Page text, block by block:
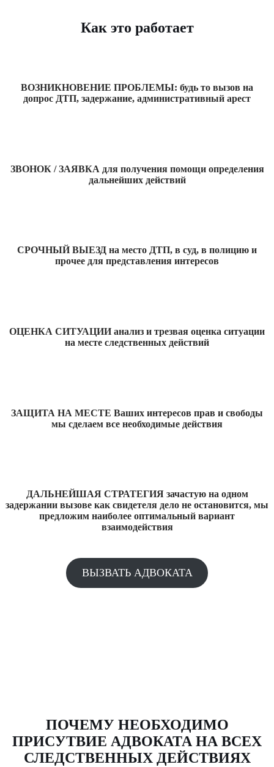
Как это работает
ВОЗНИКНОВЕНИЕ ПРОБЛЕМЫ: будь то вызов на
допрос ДТП, задержание, административный арест
ЗВОНОК / ЗАЯВКА для получения помощи определения
дальнейших действий
СРОЧНЫЙ ВЫЕЗД на место ДТП, в суд, в полицию и
прочее для представления интересов
ОЦЕНКА СИТУАЦИИ анализ и трезвая оценка ситуации
на месте следственных действий
ЗАЩИТА НА МЕСТЕ Ваших интересов прав и свободы
мы сделаем все необходимые действия
ДАЛЬНЕЙШАЯ СТРАТЕГИЯ зачастую на одном
задержании вызове как свидетеля дело не остановится, мы
предложим наиболее оптимальный вариант
взаимодействия
ВЫЗВАТЬ АДВОКАТА
ПОЧЕМУ НЕОБХОДИМО
ПРИСУТВИЕ АДВОКАТА НА ВСЕХ
СЛЕДСТВЕННЫХ ДЕЙСТВИЯХ